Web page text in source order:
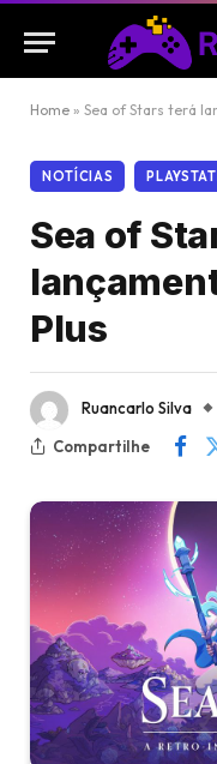
Home » Sea of Stars terá
NOTÍCIAS
Sea of
Plus
Ruancarlo Silva
Compartilhe